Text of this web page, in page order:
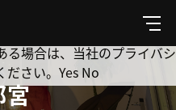
メ
ニ
ュ
宮
を追跡してもよろしいです
を極めて重視しています。
る場合は、当社のプライバシ
さい。 Yes No